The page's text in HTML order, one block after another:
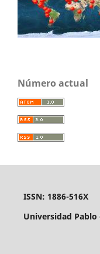
Número actual
ISSN: 1886-516X
Universidad Pablo